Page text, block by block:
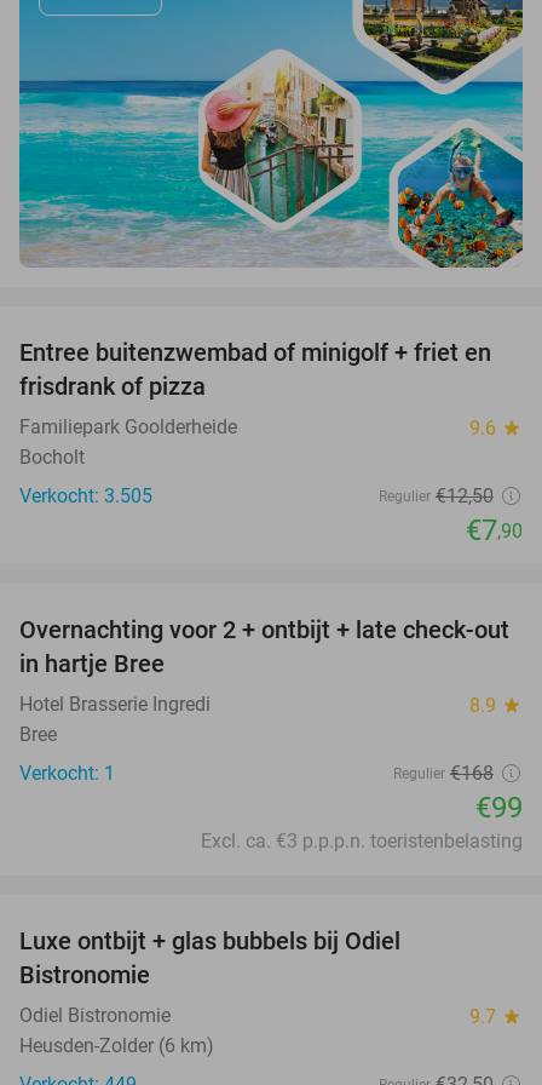
37%
Entree buitenzwembad of minigolf + friet en
frisdrank of pizza
Familiepark Goolderheide 9.6 star
Bocholt
Verkocht: 3.505
Regulier €12,50
€7,90
41%
TODAY
Overnachting voor 2 + ontbijt + late check-out
in hartje Bree
Hotel Brasserie Ingredi 8.9 star
Bree
Verkocht: 1
Regulier €168
€99
Excl. ca. €3 p.p.p.n. toeristenbelasting
Luxe ontbijt + glas bubbels bij Odiel
Bistronomie
Odiel Bistronomie 9.7 star
Heusden-Zolder (6 km)